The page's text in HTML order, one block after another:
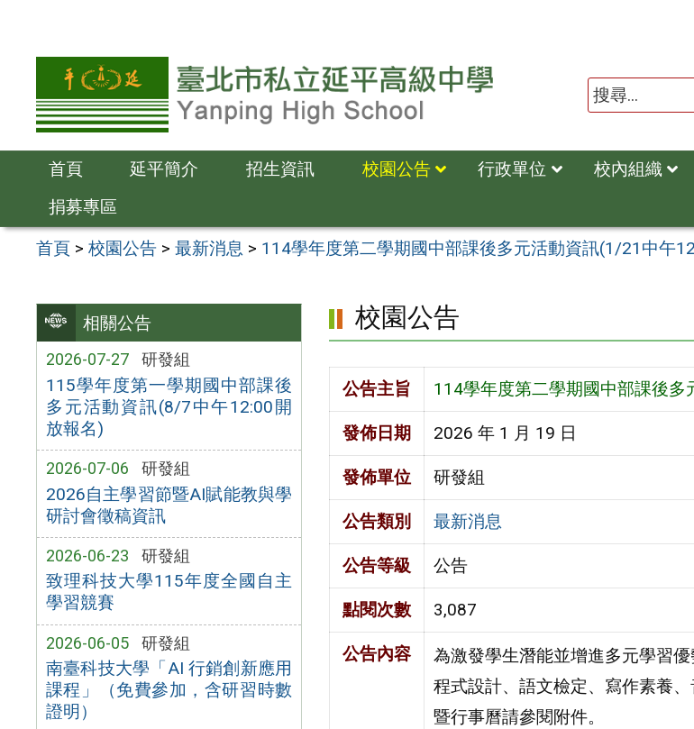
容
首頁 延平簡介 招生資訊 校園公告 行政單位 校內組織
捐募專區
首頁 >校園公告 >最新消息 > 114學年度第二學期國中部課後多元活動資訊(1/21中午
相關公告
2026-07-27 研發組
115學年度第一學期國中部課後
多元活動資訊(8/7中午12:00開
放報名)
2026-07-06 研發組
2026自主學習節暨AI賦能教與學
研討會徵稿資訊
2026-06-23 研發組
致理科技大學115年度全國自主
學習競賽
2026-06-05 研發組
南臺科技大學「AI 行銷創新應用
課程」（免費參加，含研習時數
證明）
校園公告
公告主旨 114學年度第二學期國中部課後
發佈日期 2026 年 1 月 19 日
發佈單位 研發組
公告類別 最新消息
公告等級 公告
點閱次數 3,087
公告內容
為激發學生潛能並增進多元學習
程式設計、語文檢定、寫作素養
暨行事曆請參閱附件。